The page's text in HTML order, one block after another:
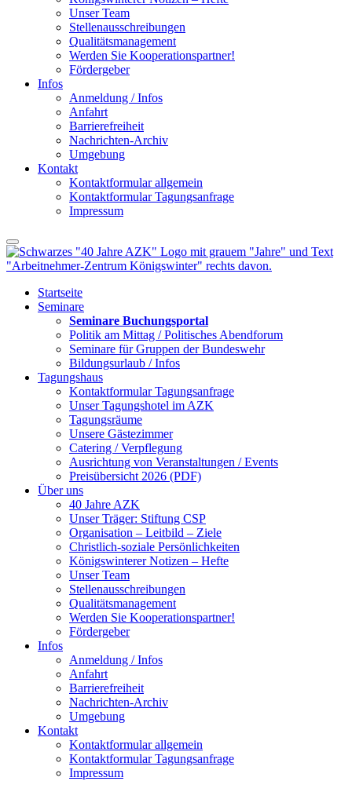
Unser Team
Stellenausschreibungen
Qualitätsmanagement
Werden Sie Kooperationspartner!
Fördergeber
Infos
Anmeldung / Infos
Anfahrt
Barrierefreiheit
Nachrichten-Archiv
Umgebung
Kontakt
Kontaktformular allgemein
Kontaktformular Tagungsanfrage
Impressum
Startseite
Seminare
Seminare Buchungsportal
Politik am Mittag / Politisches Abendforum
Seminare für Gruppen der Bundeswehr
Bildungsurlaub / Infos
Tagungshaus
Kontaktformular Tagungsanfrage
Unser Tagungshotel im AZK
Tagungsräume
Unsere Gästezimmer
Catering / Verpflegung
Ausrichtung von Veranstaltungen / Events
Preisübersicht 2026 (PDF)
Über uns
40 Jahre AZK
Unser Träger: Stiftung CSP
Organisation – Leitbild – Ziele
Christlich-soziale Persönlichkeiten
Königswinterer Notizen – Hefte
Unser Team
Stellenausschreibungen
Qualitätsmanagement
Werden Sie Kooperationspartner!
Fördergeber
Infos
Anmeldung / Infos
Anfahrt
Barrierefreiheit
Nachrichten-Archiv
Umgebung
Kontakt
Kontaktformular allgemein
Kontaktformular Tagungsanfrage
Impressum